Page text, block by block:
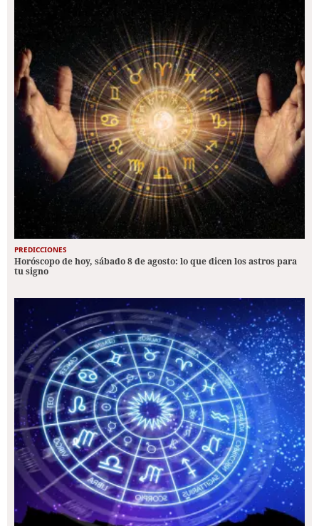
PREDICCIONES
Horóscopo de hoy, sábado 8 de agosto: lo que dicen los astros para
tu signo